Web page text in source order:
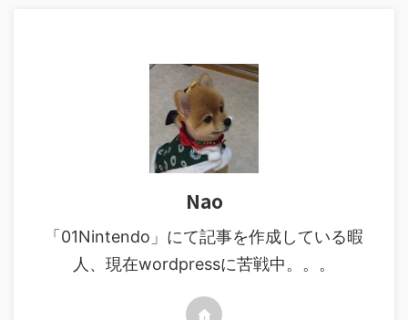
Nao
「01Nintendo」にて記事を作成している暇
人、現在wordpressに苦戦中。。。